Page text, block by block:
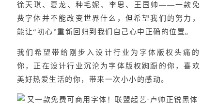
徐天琪、夏龙、种毛妮、李思、王国帅——一款免
费字体并不能改变世界什么，但希望我们的努力，
能让“初心”重新回归到我们自己心中正确的位置。
我们希望带给刚步入设计行业为字体版权头痛的
你，正在设计行业沉沦为字体版权踟蹰的你，喜欢
美好热爱生活的你，带来一次小小的感动。